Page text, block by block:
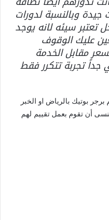
وبالنسبة لدورات
تعتبر سيئه لانه يوجد
عليك الوقوف
مقابل الخدمة
جداً تجربة تتكرر فقط
بوتيك بالرياض او الخبر
أن تقوم بعمل تقييم لهم